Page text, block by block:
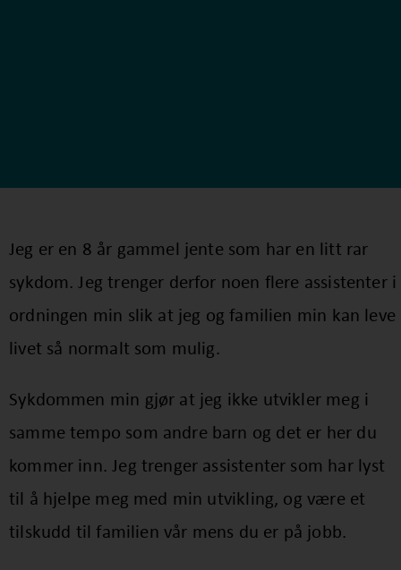
Jeg er en 8 år gammel jente som har en litt rar
sykdom. Jeg trenger derfor noen flere assistenter i
ordningen min slik at jeg og familien min kan leve
livet så normalt som mulig.
Sykdommen min gjør at jeg ikke utvikler meg i
samme tempo som andre barn og det er her du
kommer inn. Jeg trenger assistenter som har lyst
til å hjelpe meg med min utvikling, og være et
tilskudd til familien vår mens du er på jobb.